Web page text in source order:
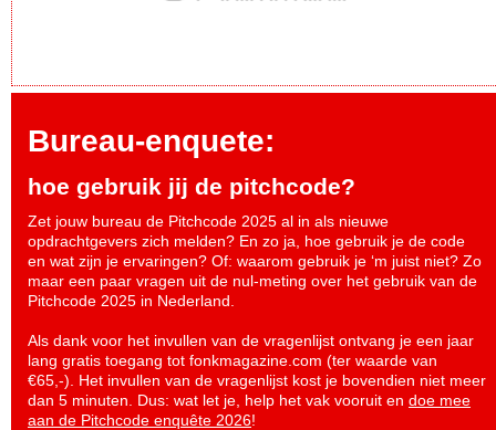
Bureau-enquete:
hoe gebruik jij de pitchcode?
Zet jouw bureau de Pitchcode 2025 al in als nieuwe
opdrachtgevers zich melden? En zo ja, hoe gebruik je de code
en wat zijn je ervaringen? Of: waarom gebruik je ‘m juist niet? Zo
maar een paar vragen uit de nul-meting over het gebruik van de
Pitchcode 2025 in Nederland.
Als dank voor het invullen van de vragenlijst ontvang je een jaar
lang gratis toegang tot fonkmagazine.com (ter waarde van
€65,-). Het invullen van de vragenlijst kost je bovendien niet meer
dan 5 minuten. Dus: wat let je, help het vak vooruit en doe mee
aan de Pitchcode enquête 2026!